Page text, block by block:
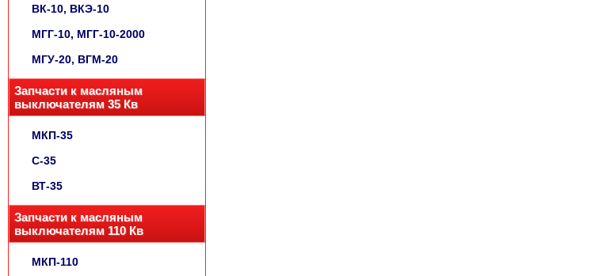
ВК-10, ВКЭ-10
МГГ-10, МГГ-10-2000
МГУ-20, ВГМ-20
Запчасти к масляным
выключателям 35 Кв
МКП-35
С-35
ВТ-35
Запчасти к масляным
выключателям 110 Кв
МКП-110